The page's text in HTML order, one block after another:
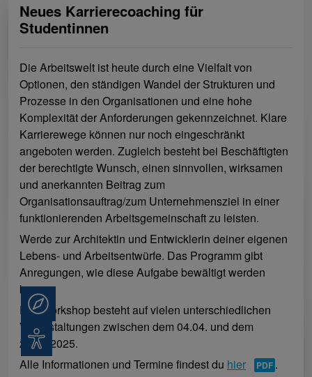
Neues Karrierecoaching für
Studentinnen
Die Arbeitswelt ist heute durch eine Vielfalt von
Optionen, den ständigen Wandel der Strukturen und
Prozesse in den Organisationen und eine hohe
Komplexität der Anforderungen gekennzeichnet. Klare
Karrierewege können nur noch eingeschränkt
angeboten werden. Zugleich besteht bei Beschäftigten
der berechtigte Wunsch, einen sinnvollen, wirksamen
und anerkannten Beitrag zum
Organisationsauftrag/zum Unternehmensziel in einer
funktionierenden Arbeitsgemeinschaft zu leisten.
Werde zur Architektin und Entwicklerin deiner eigenen
Lebens- und Arbeitsentwürfe. Das Programm gibt
Anregungen, wie diese Aufgabe bewältigt werden
kann.
Der Workshop besteht auf vielen unterschiedlichen
Veranstaltungen zwischen dem 04.04. und dem
28.11.2025.
Alle Informationen und Termine findest du hier
.
Beratung
Barrierefreiheit